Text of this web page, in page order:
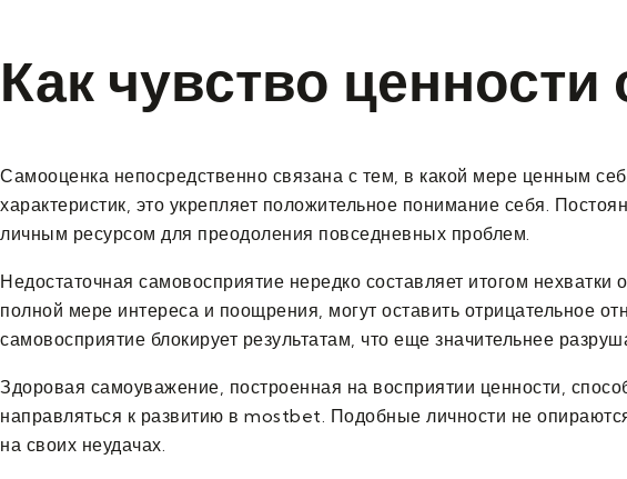
Как чувство
Самооценка непосредственно связана с тем, в какой мере ценным
характеристик, это укрепляет положительное понимание себя.
личным ресурсом для преодоления повседневных проблем.
Недостаточная самовосприятие нередко составляет итогом
полной мере интереса и поощрения, могут оставить отрицательное
самовосприятие блокирует результатам, что еще значительнее
Здоровая самоуважение, построенная на восприятии ценности,
направляться к развитию в mostbet. Подобные личности не
на своих неудачах.